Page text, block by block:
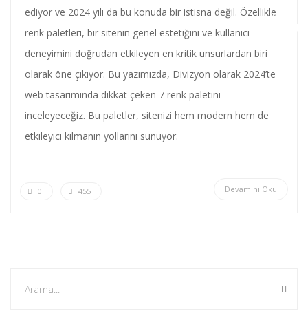
ediyor ve 2024 yılı da bu konuda bir istisna değil. Özellikle
renk paletleri, bir sitenin genel estetiğini ve kullanıcı
deneyimini doğrudan etkileyen en kritik unsurlardan biri
olarak öne çıkıyor. Bu yazımızda, Divizyon olarak 2024’te
web tasarımında dikkat çeken 7 renk paletini
inceleyeceğiz. Bu paletler, sitenizi hem modern hem de
etkileyici kılmanın yollarını sunuyor.
Devamını Oku
0 455